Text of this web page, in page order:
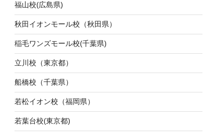
福山校(広島県)
秋田イオンモール校（秋田県）
稲毛ワンズモール校(千葉県)
立川校（東京都）
船橋校（千葉県）
若松イオン校（福岡県）
若葉台校(東京都)